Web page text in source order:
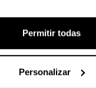
Permitir todas
Personalizar
del Coloquio
Horrea,
y rentas
la Alta Edad